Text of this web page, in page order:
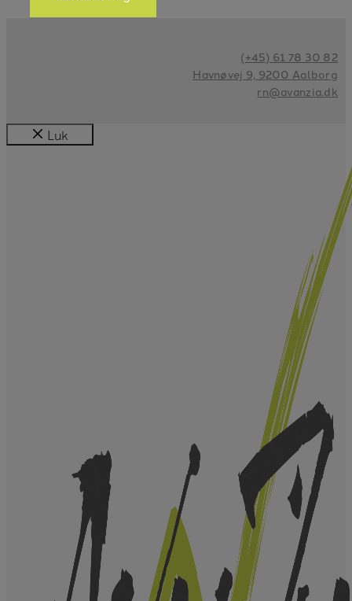
(+45) 61 78 30 82
Havnøvej 9, 9200 Aalborg
rn@avanzia.dk
Luk